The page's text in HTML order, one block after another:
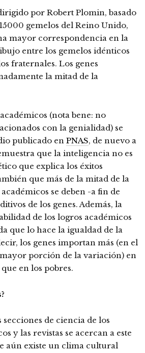
por Robert Plomin, basado
gemelos del Reino Unido,
mayor correspondencia en la
entre los gemelos idénticos
fraternales. Los genes
la mitad de la
(nota bene: no
con la genialidad) se
publicado en PNAS, de nuevo a
que la inteligencia no es
que explica los éxitos
que más de la mitad de la
se deben -a fin de
de los genes. Además, la
de los logros académicos
que lo hace la igualdad de la
los genes importan más (en el
porción de la variación) en
en los pobres.
de ciencia de los
y las revistas se acercan a este
aún existe un clima cultural